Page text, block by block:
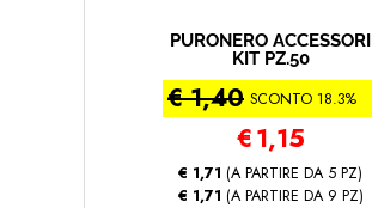
PURONERO ACCESSORI
KIT PZ.50
€ 1,40 SCONTO 18.3%
€1,15
€ 1,71 (A PARTIRE DA 5 PZ)
€ 1,71 (A PARTIRE DA 9 PZ)